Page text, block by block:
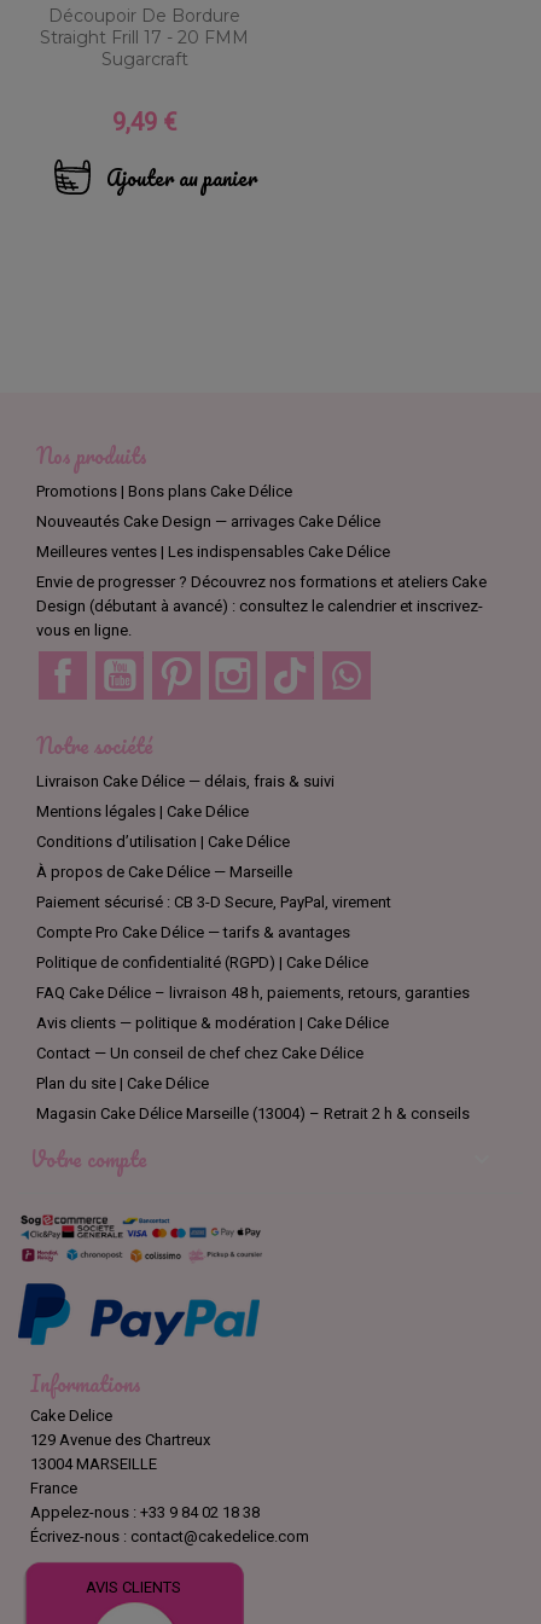
Découpoir De Bordure
Straight Frill 17 - 20 FMM
Sugarcraft
Prix
9,49 €
Ajouter au panier
Nos produits
Promotions | Bons plans Cake Délice
Nouveautés Cake Design — arrivages Cake Délice
Meilleures ventes | Les indispensables Cake Délice
Envie de progresser ? Découvrez nos formations et ateliers Cake
Design (débutant à avancé) : consultez le calendrier et inscrivez-
vous en ligne.
Facebook YouTube Pinterest Instagram TikTok
Notre société
Livraison Cake Délice — délais, frais & suivi
Mentions légales | Cake Délice
Conditions d’utilisation | Cake Délice
À propos de Cake Délice — Marseille
Paiement sécurisé : CB 3-D Secure, PayPal, virement
Compte Pro Cake Délice — tarifs & avantages
Politique de confidentialité (RGPD) | Cake Délice
FAQ Cake Délice – livraison 48 h, paiements, retours, garanties
Avis clients — politique & modération | Cake Délice
Contact — Un conseil de chef chez Cake Délice
Plan du site | Cake Délice
Magasin Cake Délice Marseille (13004) – Retrait 2 h & conseils
Votre compte
Informations
Cake Delice
129 Avenue des Chartreux
13004 MARSEILLE
France
Appelez-nous : +33 9 84 02 18 38
Écrivez-nous : contact@cakedelice.com
AVIS CLIENTS